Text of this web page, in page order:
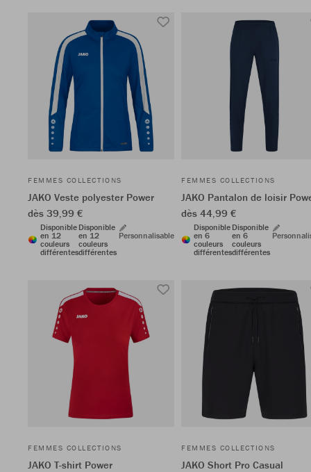
FEMMES COLLECTIONS
JAKO Veste polyester Power
dès 39,99 €
Disponible
en 12
couleurs
différentes
Disponible
en 12
couleurs
différentes
Personnalisable
FEMMES COLLECTIONS
JAKO Pantalon de loisir
dès 44,99 €
Disponible
en 6
couleurs
différentes
Disponible
en 6
couleurs
différentes
FEMMES COLLECTIONS
JAKO T-shirt Power
FEMMES COLLECTIONS
JAKO Short Pro Casual